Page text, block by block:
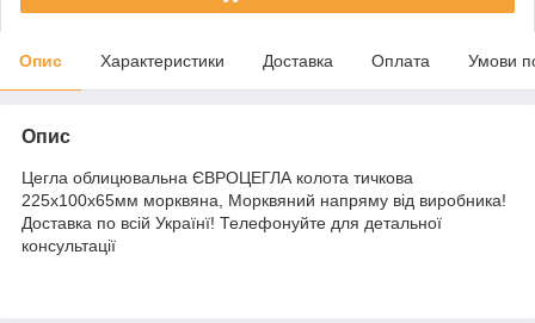
Опис Характеристики Доставка Оплата Умови
Опис
Цегла облицювальна ЄВРОЦЕГЛА колота тичкова
225х100х65мм морквяна, Морквяний напряму від виробника!
Доставка по всій Українї! Телефонуйте для детальної
консультації